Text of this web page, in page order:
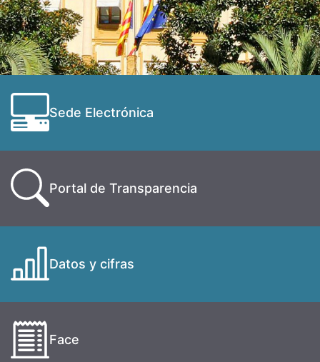
Sede Electrónica
Portal de Transparencia
Datos y cifras
Face